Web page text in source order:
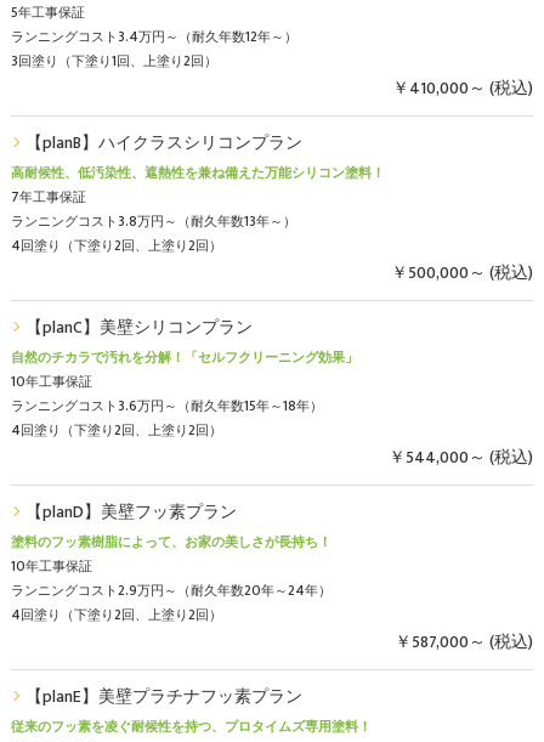
5年工事保証
ランニングコスト3.4万円～（耐久年数12年～）
3回塗り（下塗り1回、上塗り2回）
￥410,000～ (税込)
【planB】ハイクラスシリコンプラン
高耐候性、低汚染性、遮熱性を兼ね備えた万能シリコン塗料！
7年工事保証
ランニングコスト3.8万円～（耐久年数13年～）
4回塗り（下塗り2回、上塗り2回）
￥500,000～ (税込)
【planC】美壁シリコンプラン
自然のチカラで汚れを分解！「セルフクリーニング効果」
10年工事保証
ランニングコスト3.6万円～（耐久年数15年～18年）
4回塗り（下塗り2回、上塗り2回）
￥544,000～ (税込)
【planD】美壁フッ素プラン
塗料のフッ素樹脂によって、お家の美しさが長持ち！
10年工事保証
ランニングコスト2.9万円～（耐久年数20年～24年）
4回塗り（下塗り2回、上塗り2回）
￥587,000～ (税込)
【planE】美壁プラチナフッ素プラン
従来のフッ素を凌ぐ耐候性を持つ、プロタイムズ専用塗料！